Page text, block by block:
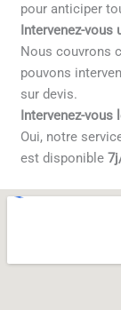
pour anticiper
Intervenez-vous
Nous couvrons
pouvons
sur devis.
Intervenez-vous
Oui, notre
est disponible